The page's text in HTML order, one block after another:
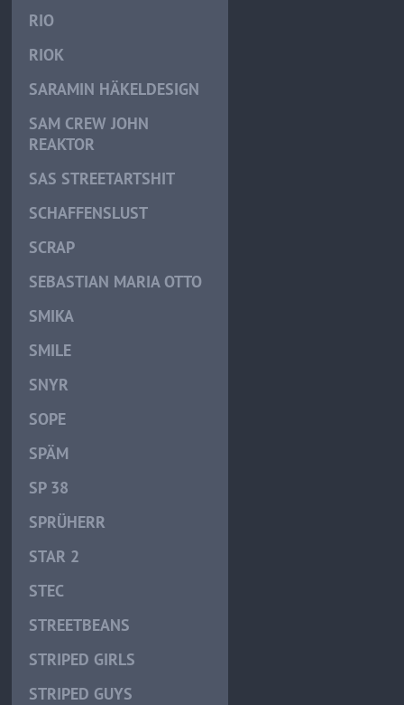
RIO
RIOK
SARAMIN HÄKELDESIGN
SAM CREW JOHN
REAKTOR
SAS STREETARTSHIT
SCHAFFENSLUST
SCRAP
SEBASTIAN MARIA OTTO
SMIKA
SMILE
SNYR
SOPE
SPÄM
SP 38
SPRÜHERR
STAR 2
STEC
STREETBEANS
STRIPED GIRLS
STRIPED GUYS